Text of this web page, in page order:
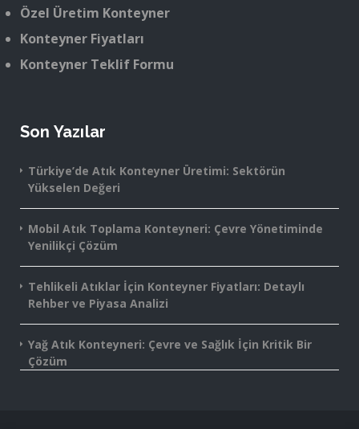
Özel Üretim Konteyner
Konteyner Fiyatları
Konteyner Teklif Formu
Son Yazılar
Türkiye’de Atık Konteyner Üretimi: Sektörün
Yükselen Değeri
Mobil Atık Toplama Konteyneri: Çevre Yönetiminde
Yenilikçi Çözüm
Tehlikeli Atıklar İçin Konteyner Fiyatları: Detaylı
Rehber ve Piyasa Analizi
Yağ Atık Konteyneri: Çevre ve Sağlık İçin Kritik Bir
Çözüm